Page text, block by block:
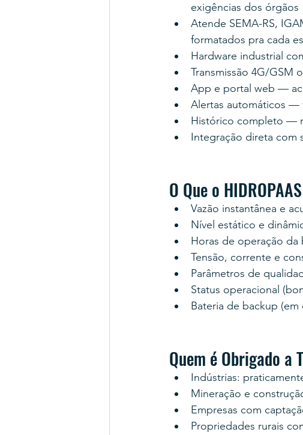
exigências dos órgãos
Atende SEMA-RS,
formatados pra cada
Hardware industrial
Transmissão 4G/GSM
App e portal web —
Alertas automáticos —
Histórico completo —
Integração direta com
O Que o
Vazão instantânea e
Nível estático e
Horas de operação
Tensão, corrente e
Parâmetros de
Status operacional
Bateria de backup
Quem é Obrigado a
Indústrias:
Mineração e
Empresas com
Propriedades rurais